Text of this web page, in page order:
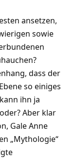
ansetzen,
sowie
dass der
so einiges
ihn ja
Aber klar
Gale Anne
„Mythologie“